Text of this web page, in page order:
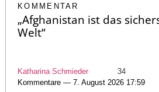
KOMMENTAR
„Afghanistan ist das
Welt“
Katharina Schmieder
34
Kommentare — 7. August 2026 17:59